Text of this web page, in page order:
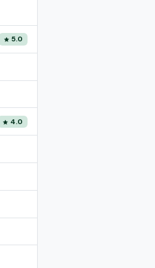
5.0
4.0